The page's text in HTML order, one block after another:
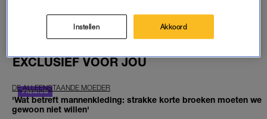
EXCLUSIEF VOOR JOU
DE ALLEENSTAANDE MOEDER
'Wat betreft mannenkleding: strakke korte broeken moeten we
gewoon niet willen'
Instellen Akkoord